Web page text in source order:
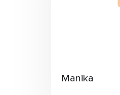
Manika